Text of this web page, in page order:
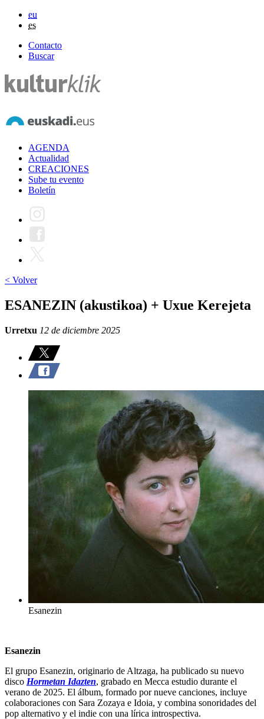
eu
es
Contacto
Buscar
AGENDA
Actualidad
CREACIONES
Sube tu evento
Boletín
< Volver
ESANEZIN (akustikoa) + Uxue Kerejeta
Urretxu 12 de diciembre 2025
Esanezin
Esanezin
El grupo Esanezin, originario de Altzaga, ha publicado su nuevo
disco Hormetan Idazten, grabado en Mecca estudio durante el
verano de 2025. El álbum, formado por nueve canciones, incluye
colaboraciones con Sara Zozaya e Idoia, y combina sonoridades del
pop alternativo y el indie con una lírica introspectiva.